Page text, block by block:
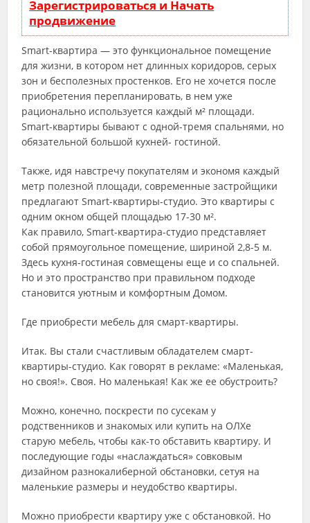
Зарегистрироваться и Начать
продвижение
Smart-квартира — это функциональное помещение
для жизни, в котором нет длинных коридоров, серых
зон и бесполезных простенков. Его не хочется после
приобретения перепланировать, в нем уже
рационально используется каждый м² площади.
Smart-квартиры бывают с одной-тремя спальнями, но
обязательной большой кухней- гостиной.
Также, идя навстречу покупателям и экономя каждый
метр полезной площади, современные застройщики
предлагают Smart-квартиры-студио. Это квартиры с
одним окном общей площадью 17-30 м².
Как правило, Smart-квартира-студио представляет
собой прямоугольное помещение, шириной 2,8-5 м.
Здесь кухня-гостиная совмещены еще и со спальней.
Но и это пространство при правильном подходе
становится уютным и комфортным Домом.
Где приобрести мебель для смарт-квартиры.
Итак. Вы стали счастливым обладателем смарт-
квартиры-студио. Как говорят в рекламе: «Маленькая,
но своя!». Своя. Но маленькая! Как же ее обустроить?
Можно, конечно, поскрести по сусекам у
родственников и знакомых или купить на ОЛХе
старую мебель, чтобы как-то обставить квартиру. И
последующие годы «наслаждаться» совковым
дизайном разнокалиберной обстановки, сетуя на
маленькие размеры и неудобство квартиры.
Можно приобрести квартиру уже с обстановкой. Но